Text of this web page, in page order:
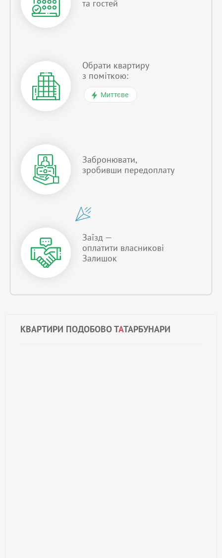
КВАРТИРИ ПОДОБОВО ТАТАРБУНАРИ
та гостей
Обрати квартиру
з поміткою:
Миттєве
Забронювати,
зробивши передоплату
Заїзд —
оплатити власникові
Залишок